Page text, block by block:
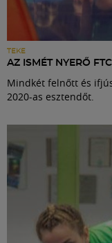
TEKE
AZ ISMÉT NYERŐ
Mindkét felnőtt és
2020-as esztendőt.